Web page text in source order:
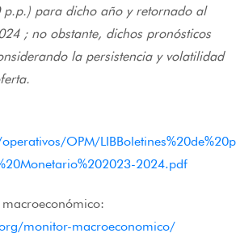
para dicho año y retornado al
; no obstante, dichos pronósticos
la persistencia y volatilidad
OPM/
2024.pdf
monitor-macroeconomico/